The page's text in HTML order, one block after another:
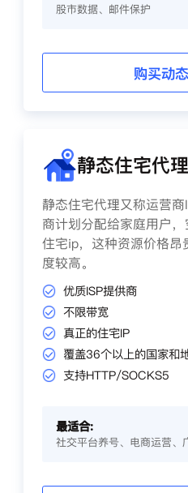
股市数据、邮件保护
购买动
静态住宅代理
静态住宅代理又称运营
商计划分配给家庭用户
住宅ip，这种资源价格昂
度较高。
优质ISP提供商
不限带宽
真正的住宅IP
覆盖36个以上的国家和
支持HTTP/SOCKS5
最适合:
社交平台养号、电商运营、